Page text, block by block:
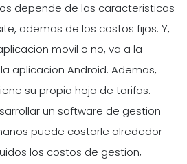
depende de las caracteristicas
ademas de los costos fijos. Y,
movil o no, va a la
aplicacion Android. Ademas,
su propia hoja de tarifas.
un software de gestion
puede costarle alrededor
los costos de gestion,